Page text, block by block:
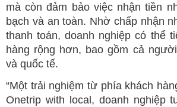
mà còn đảm bảo việc nhận tiền
bạch và an toàn. Nhờ chấp nhận
thanh toán, doanh nghiệp có thể
hàng rộng hơn, bao gồm cả
và quốc tế.
“Một trải nghiệm từ phía khách
Onetrip with local, doanh nghiệp